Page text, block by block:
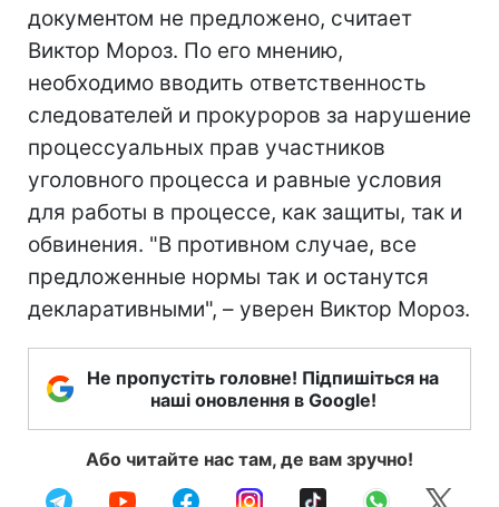
документом не предложено, считает
Виктор Мороз. По его мнению,
необходимо вводить ответственность
следователей и прокуроров за нарушение
процессуальных прав участников
уголовного процесса и равные условия
для работы в процессе, как защиты, так и
обвинения. "В противном случае, все
предложенные нормы так и останутся
декларативными", – уверен Виктор Мороз.
Не пропустіть головне! Підпишіться на
наші оновлення в Google!
Або читайте нас там, де вам зручно!